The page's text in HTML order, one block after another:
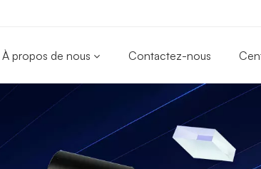
À propos de nous Contactez-nous